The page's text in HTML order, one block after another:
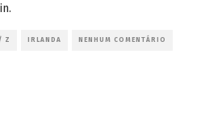
Z IRLANDA NENHUM COMENTÁRIO